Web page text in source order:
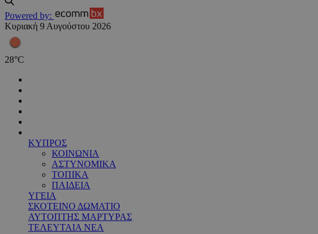
Powered by:
Κυριακή 9 Αυγούστου 2026
28°C
ΚΥΠΡΟΣ
ΚΟΙΝΩΝΙΑ
ΑΣΤΥΝΟΜΙΚΑ
ΤΟΠΙΚΑ
ΠΑΙΔΕΙΑ
ΥΓΕΙΑ
ΣΚΟΤΕΙΝΟ ΔΩΜΑΤΙΟ
ΑΥΤΟΠΤΗΣ ΜΑΡΤΥΡΑΣ
ΤΕΛΕΥΤΑΙΑ ΝΕΑ